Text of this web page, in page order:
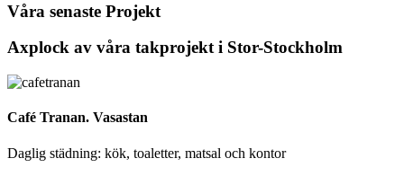
Våra senaste Projekt
Axplock av våra takprojekt i Stor-Stockholm
Café Tranan. Vasastan
Daglig städning: kök, toaletter, matsal och kontor